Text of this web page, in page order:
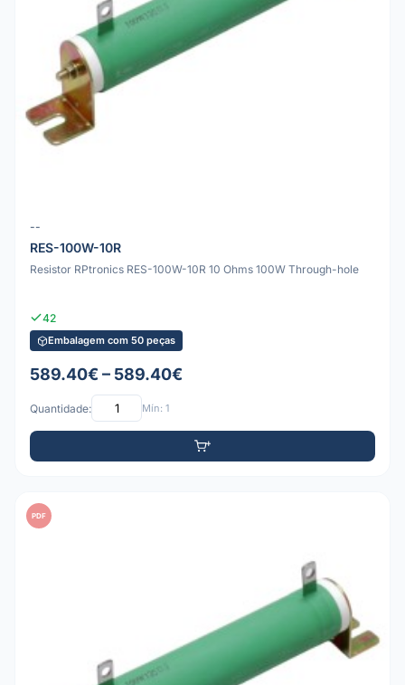
--
RES-100W-10R
Resistor RPtronics RES-100W-10R 10 Ohms 100W Through-hole
42
Embalagem com 50 peças
589.40€ – 589.40€
Quantidade: Mín: 1
PDF